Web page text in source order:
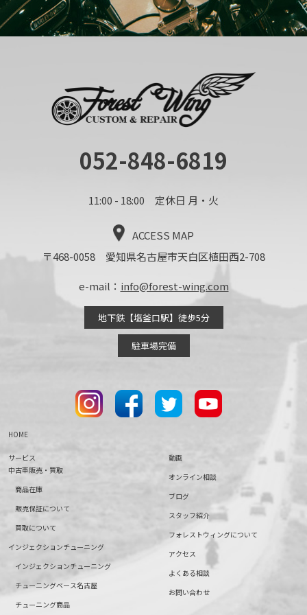
052-848-6819
11:00 - 18:00 定休日 月・火
ACCESS MAP
〒468-0058 愛知県名古屋市天白区植田西2-708
e-mail： info@forest-wing.com
地下鉄【塩釜口駅】徒歩5分
駐車場完備
HOME
サービス
中古車販売・買取
商品在庫
販売保証について
買取について
インジェクションチューニング
インジェクションチューニング
チューニングベース名古屋
チューニング商品
動画
オンライン相談
ブログ
スタッフ紹介
フォレストウィングについて
アクセス
よくある相談
お問い合わせ